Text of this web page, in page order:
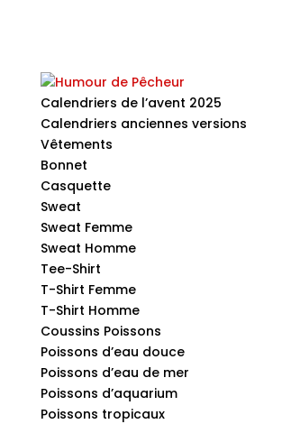
Calendriers de l’avent 2025
Calendriers anciennes versions
Vêtements
Bonnet
Casquette
Sweat
Sweat Femme
Sweat Homme
Tee-Shirt
T-Shirt Femme
T-Shirt Homme
Coussins Poissons
Poissons d’eau douce
Poissons d’eau de mer
Poissons d’aquarium
Poissons tropicaux